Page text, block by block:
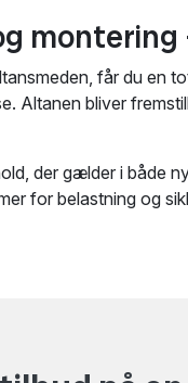
montering
får du en
Altanen bliver
der gælder i både
for belastning og